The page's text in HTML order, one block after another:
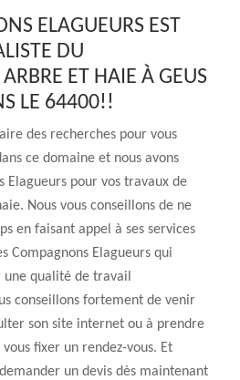
ELAGUEURS EST
DU
ET HAIE À GEUS
LE 64400!!
des recherches pour vous
ce domaine et nous avons
Elagueurs pour vos travaux de
Nous vous conseillons de ne
en faisant appel à ses services
Compagnons Elagueurs qui
une qualité de travail
conseillons fortement de venir
son site internet ou à prendre
fixer un rendez-vous. Et
un devis dès maintenant